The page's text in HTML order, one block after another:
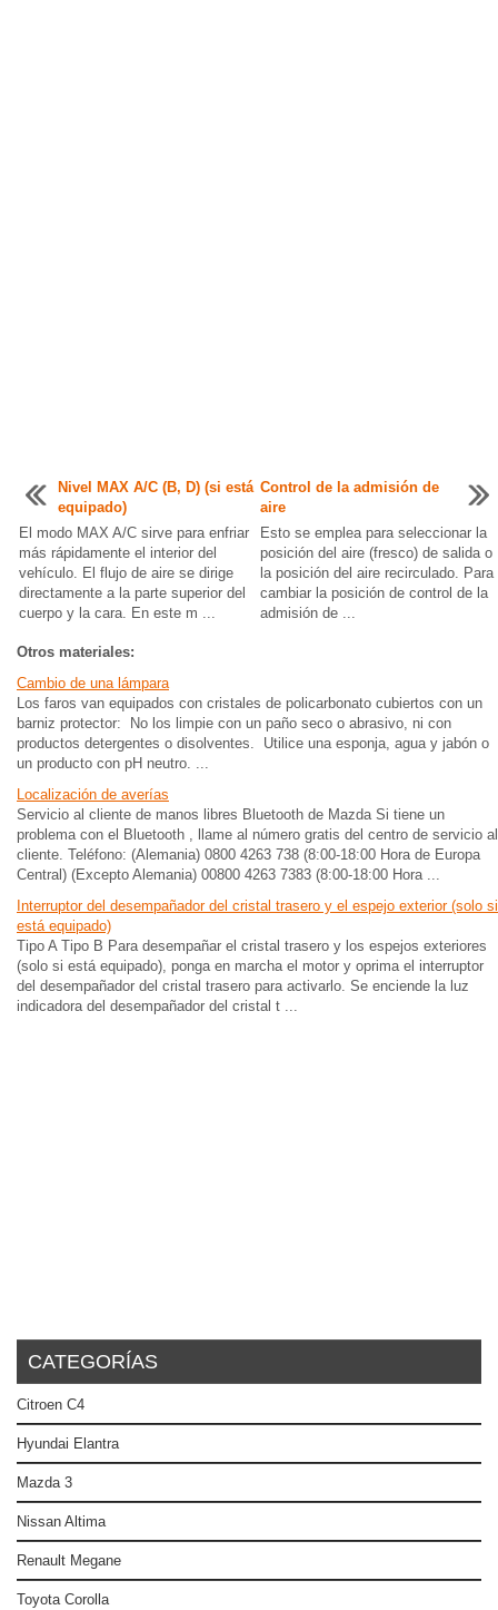
Nivel MAX A/C (B, D) (si está
equipado)
El modo MAX A/C sirve para enfriar
más rápidamente el interior del
vehículo. El flujo de aire se dirige
directamente a la parte superior del
cuerpo y la cara. En este m ...
Control de la admisión de
aire
Esto se emplea para seleccionar la
posición del aire (fresco) de salida o
la posición del aire recirculado. Para
cambiar la posición de control de la
admisión de ...
Otros materiales:
Cambio de una lámpara
Los faros van equipados con cristales de policarbonato cubiertos con un
barniz protector: No los limpie con un paño seco o abrasivo, ni con
productos detergentes o disolventes. Utilice una esponja, agua y jabón o
un producto con pH neutro. ...
Localización de averías
Servicio al cliente de manos libres Bluetooth de Mazda Si tiene un
problema con el Bluetooth , llame al número gratis del centro de servicio al
cliente. Teléfono: (Alemania) 0800 4263 738 (8:00-18:00 Hora de Europa
Central) (Excepto Alemania) 00800 4263 7383 (8:00-18:00 Hora ...
Interruptor del desempañador del cristal trasero y el espejo exterior (solo si
está equipado)
Tipo A Tipo B Para desempañar el cristal trasero y los espejos exteriores
(solo si está equipado), ponga en marcha el motor y oprima el interruptor
del desempañador del cristal trasero para activarlo. Se enciende la luz
indicadora del desempañador del cristal t ...
CATEGORÍAS
Citroen C4
Hyundai Elantra
Mazda 3
Nissan Altima
Renault Megane
Toyota Corolla